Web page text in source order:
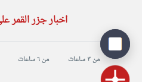
اخبار جزر القمر
من ٣ ساعات من ٦ ساعات